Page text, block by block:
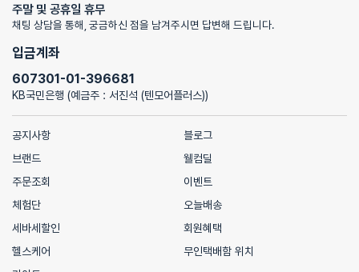
주말 및 공휴일 휴무
채팅 상담을 통해, 궁금하신 점을 남겨주시면 답변해 드립니다.
입금계좌
607301-01-396681
KB국민은행 (예금주 : 서진석 (텐모어플러스))
공지사항
블로그
브랜드
웰컴딜
주문조회
이벤트
체험단
오늘배송
세바세할인
회원혜택
헬스케어
무인택배함 위치